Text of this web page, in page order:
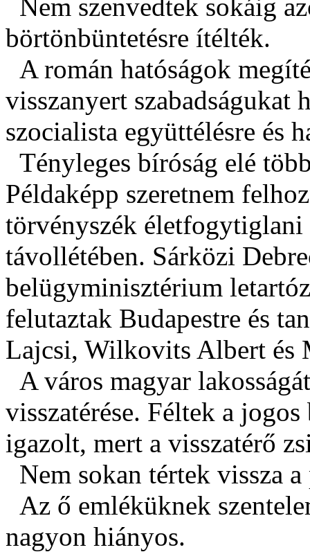
Nem szenvedtek sokáig
börtönbüntetésre ítélték.
A román hatóságok
visszanyert szabadságukat
szocialista együttélésre és
Tényleges bíróság elé
Példaképp szeretnem
törvényszék
távollétében. Sárközi
belügyminisztérium
felutaztak Budapestre és
Lajcsi, Wilkovits Albert és
A város magyar
visszatérése. Féltek a
igazolt, mert a visszatérő
Nem sokan tértek vissza
Az ő emléküknek
nagyon hiányos.